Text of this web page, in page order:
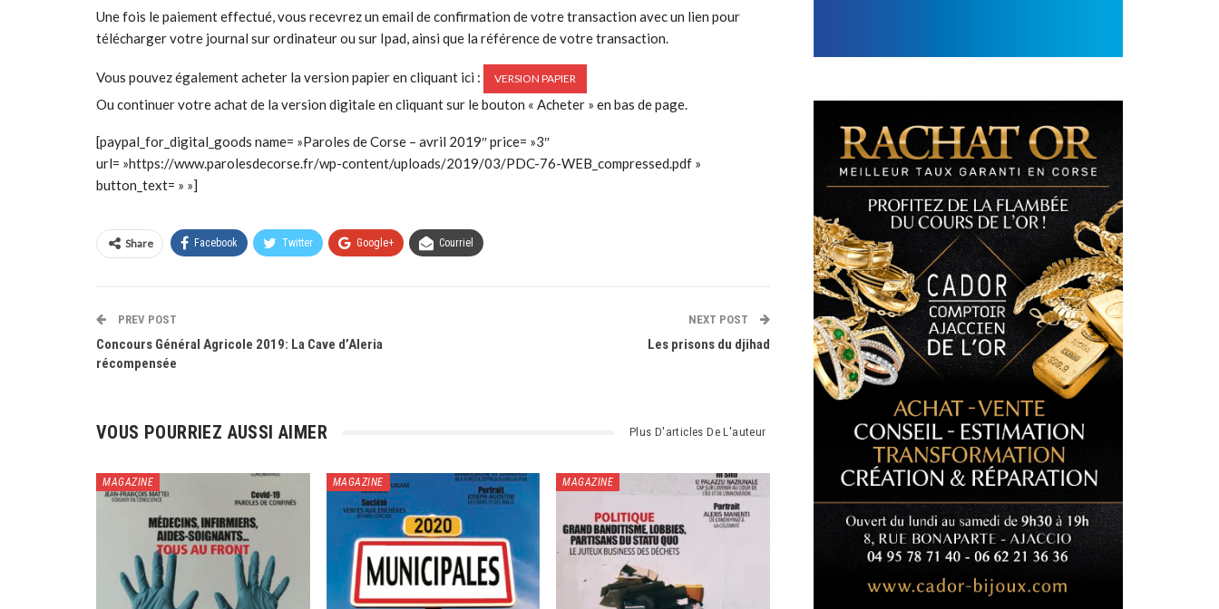
Une fois le paiement effectué, vous recevrez un email de confirmation de votre transaction avec un lien pour
télécharger votre journal sur ordinateur ou sur Ipad, ainsi que la référence de votre transaction.
Vous pouvez également acheter la version papier en cliquant ici : VERSION PAPIER
Ou continuer votre achat de la version digitale en cliquant sur le bouton « Acheter » en bas de page.
[paypal_for_digital_goods name= »Paroles de Corse – avril 2019″ price= »3″
url= »https://www.parolesdecorse.fr/wp-content/uploads/2019/03/PDC-76-WEB_compressed.pdf »
button_text= » »]
Share Facebook Twitter Google+ Courriel
PREV POST
Concours Général Agricole 2019: La Cave d’Aleria
récompensée
NEXT POST
Les prisons du djihad
VOUS POURRIEZ AUSSI AIMER Plus D'articles De L'auteur
MAGAZINE MAGAZINE MAGAZINE